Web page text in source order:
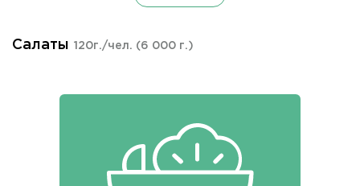
Салаты 120г./чел. (6 000 г.)